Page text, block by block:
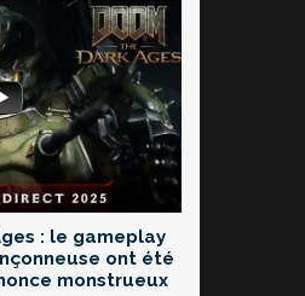
: le gameplay
ont été
monstrueux